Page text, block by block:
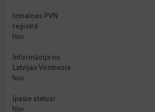
Izmaiņas PVN
reģistrā
Nav
Informācija no
Latvijas Vēstnesis
Nav
Īpašie statusi
Nav